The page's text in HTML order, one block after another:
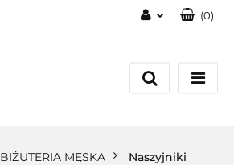
Zarejestruj się
(0)
BIŻUTERIA MĘSKA Naszyjniki